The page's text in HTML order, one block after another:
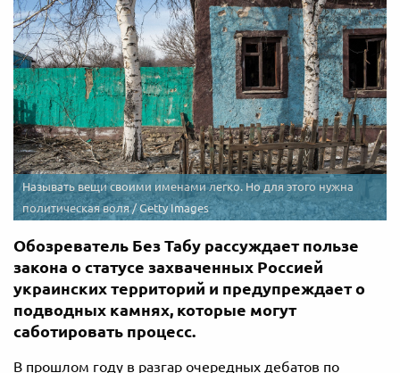
Называть вещи своими именами легко. Но для этого нужна
политическая воля / Getty Images
Обозреватель Без Табу рассуждает пользе
закона о статусе захваченных Россией
украинских территорий и предупреждает о
подводных камнях, которые могут
саботировать процесс.
В прошлом году в разгар очередных дебатов по